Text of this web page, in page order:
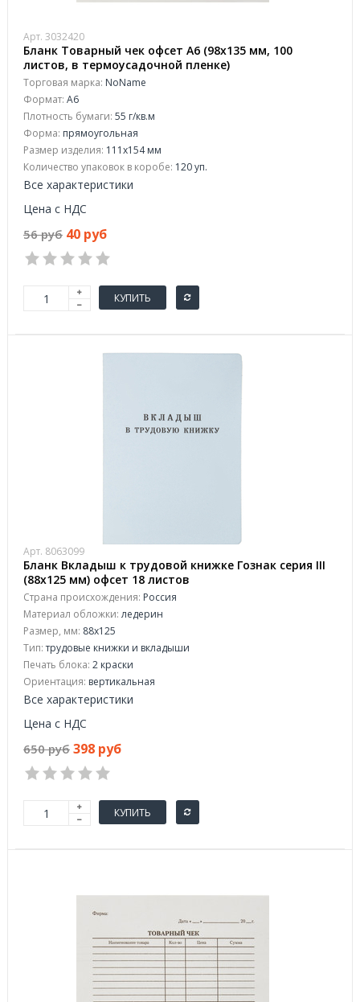
Арт. 3032420
Бланк Товарный чек офсет А6 (98х135 мм, 100
листов, в термоусадочной пленке)
Торговая марка: NoName
Формат: A6
Плотность бумаги: 55 г/кв.м
Форма: прямоугольная
Размер изделия: 111x154 мм
Количество упаковок в коробе: 120 уп.
Все характеристики
Цена с НДС
56 руб 40 руб
КУПИТЬ
Арт. 8063099
Бланк Вкладыш к трудовой книжке Гознак серия III
(88x125 мм) офсет 18 листов
Страна происхождения: Россия
Материал обложки: ледерин
Размер, мм: 88х125
Тип:трудовые книжки и вкладыши
Печать блока: 2 краски
Ориентация: вертикальная
Все характеристики
Цена с НДС
650 руб 398 руб
КУПИТЬ